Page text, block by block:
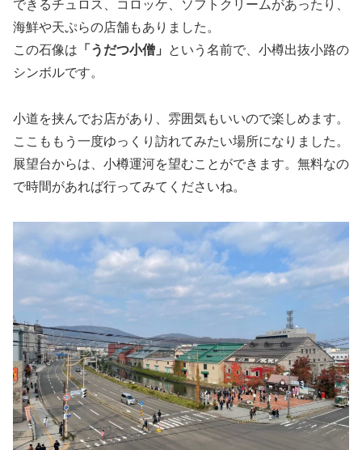
できるチュロス、コロッケ、ソフトクリームがあったり、
海鮮や天ぷらの店舗もありました。
この石像は 「うだつ小僧」
という名前で、小樽出抜小路の
シンボルです。
小道を挟んでお店があり、雰囲気もいいので楽しめます。
ここももう一度ゆっくり訪れてみたい場所になりました。
展望台からは、小樽運河を望むことができます。無料なの
で時間があれば行ってみてくださいね。